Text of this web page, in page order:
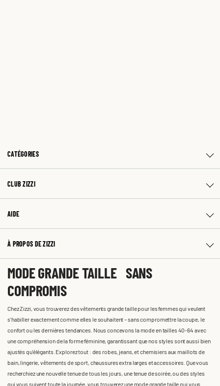
CATÉGORIES
CLUB ZIZZI
AIDE
À PROPOS DE ZIZZI
MODE GRANDE TAILLE SANS
COMPROMIS
Chez Zizzi, vous trouverez des vêtements grande taille pour les femmes qui veulent
s'habiller exactement comme elles le souhaitent – sans compromettre la coupe, le
confort ou les dernières tendances. Nous concevons la mode en tailles 40-64 avec
une compréhension de la forme féminine, garantissant que nos styles sont aussi bien
ajustés qu'élégants. Explorez tout : des robes, jeans, et chemisiers aux maillots de
bain, lingerie, vêtements de sport, chaussures extra larges et accessoires. Que vous
recherchiez une nouvelle tenue de tous les jours, une tenue de soirée, ou des styles
qui vous suivent toute la journée, vous trouverez une mode grande taille qui vous